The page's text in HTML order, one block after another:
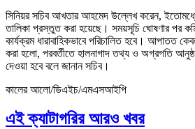
সিনিয়র সচিব আখতার আহমেদ উল্লেখ করেন, ইতোমধ্যে
তালিকা প্রস্তুত করা হয়েছে। সময়সূচি ঘোষণার পর
কার্যক্রম ধারাবাহিকভাবে পরিচালিত হবে। আপাতত
করা হলো, পরবর্তীতে হালনাগাদ তথ্য ও অগ্রগতি
দেওয়া হবে বলে জানান সচিব।
কালের আলো/ডিএইচ/এমএসআইপি
এই ক্যাটাগরির আরও খবর